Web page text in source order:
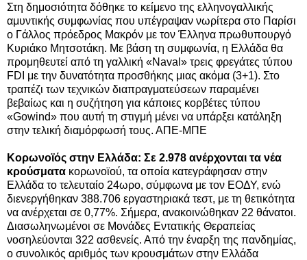
Στη δημοσιότητα δόθηκε το κείμενο της ελληνογαλλικής
αμυντικής συμφωνίας που υπέγραψαν νωρίτερα στο Παρίσι
ο Γάλλος πρόεδρος Μακρόν με τον Έλληνα πρωθυπουργό
Κυριάκο Μητσοτάκη. Με βάση τη συμφωνία, η Ελλάδα θα
προμηθευτεί από τη γαλλική «Naval» τρεις φρεγάτες τύπου
FDI με την δυνατότητα προσθήκης μιας ακόμα (3+1). Στο
τραπέζι των τεχνικών διαπραγματεύσεων παραμένει
βεβαίως και η συζήτηση για κάποιες κορβέτες τύπου
«Gowind» που αυτή τη στιγμή μένει να υπάρξει κατάληξη
στην τελική διαμόρφωσή τους. ΑΠΕ-ΜΠΕ
Κορωνοϊός στην Ελλάδα: Σε 2.978 ανέρχονται τα νέα
κρούσματα κορωνοϊού, τα οποία κατεγράφησαν στην
Ελλάδα το τελευταίο 24ωρο, σύμφωνα με τον ΕΟΔΥ, ενώ
διενεργήθηκαν 388.706 εργαστηριακά τεστ, με τη θετικότητα
να ανέρχεται σε 0,77%. Σήμερα, ανακοινώθηκαν 22 θάνατοι.
Διασωληνωμένοι σε Μονάδες Εντατικής Θεραπείας
νοσηλεύονται 322 ασθενείς. Από την έναρξη της πανδημίας,
ο συνολικός αριθμός των κρουσμάτων στην Ελλάδα